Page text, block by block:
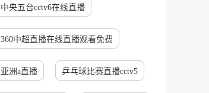
中央五台cctv6在线直播
360中超直播在线直播观看免费
亚洲a直播 乒乓球比赛直播cctv5